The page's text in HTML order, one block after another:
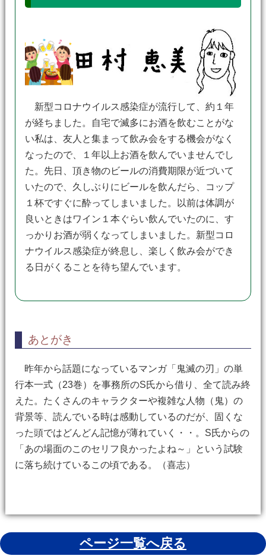
新型コロナウイルス感染症が流行して、約１年
が経ちました。自宅で滅多にお酒を飲むことがな
い私は、友人と集まって飲み会をする機会がなく
なったので、１年以上お酒を飲んでいませんでし
た。先日、頂き物のビールの消費期限が近づいて
いたので、久しぶりにビールを飲んだら、コップ
１杯ですぐに酔ってしまいました。以前は体調が
良いときはワイン１本ぐらい飲んでいたのに、す
っかりお酒が弱くなってしまいました。新型コロ
ナウイルス感染症が終息し、楽しく飲み会ができ
る日がくることを待ち望んでいます。
あとがき
昨年から話題になっているマンガ「鬼滅の刃」の単
行本一式（23巻）を事務所のS氏から借り、全て読み終
えた。たくさんのキャラクターや複雑な人物（鬼）の
背景等、読んでいる時は感動しているのだが、固くな
った頭ではどんどん記憶が薄れていく・・。S氏からの
「あの場面のこのセリフ良かったよね～」という試験
に落ち続けているこの頃である。（喜志）
ページ一覧へ戻る